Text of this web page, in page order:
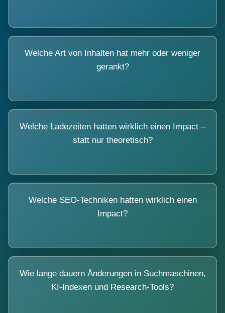
Welche Art von Inhalten hat mehr oder weniger
gerankt?
Welche Ladezeiten hatten wirklich einen Impact –
statt nur theoretisch?
Welche SEO-Techniken hatten wirklich einen
Impact?
Wie lange dauern Änderungen in Suchmaschinen,
KI-Indexen und Research-Tools?